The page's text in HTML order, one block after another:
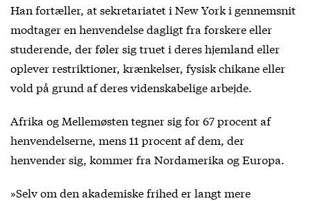
Han fortæller, at sekretariatet i New York i gennemsnit
modtager en henvendelse dagligt fra forskere eller
studerende, der føler sig truet i deres hjemland eller
oplever restriktioner, krænkelser, fysisk chikane eller
vold på grund af deres videnskabelige arbejde.
Afrika og Mellemøsten tegner sig for 67 procent af
henvendelserne, mens 11 procent af dem, der
henvender sig, kommer fra Nordamerika og Europa.
»Selv om den akademiske frihed er langt mere